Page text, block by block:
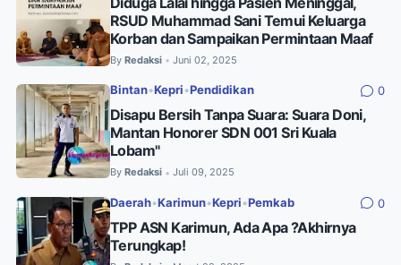
RSUD Muhammad Sani Temui Keluarga
Korban dan Sampaikan Permintaan Maaf
By Redaksi • Juni 02, 2025
Bintan•Kepri •Pendidikan 0
Disapu Bersih Tanpa Suara: Suara Doni,
Mantan Honorer SDN 001 Sri Kuala
Lobam"
By Redaksi • Juli 09, 2025
Daerah•Karimun•Kepri •Pemkab 0
TPP ASN Karimun, Ada Apa ?Akhirnya
Terungkap!